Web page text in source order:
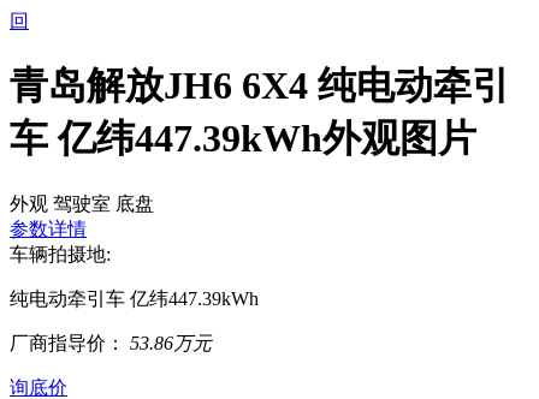
回
青岛解放JH6 6X4 纯电动牵引
车 亿纬447.39kWh外观图片
外观 驾驶室 底盘
参数详情
车辆拍摄地:
纯电动牵引车 亿纬447.39kWh
厂商指导价： 53.86万元
询底价